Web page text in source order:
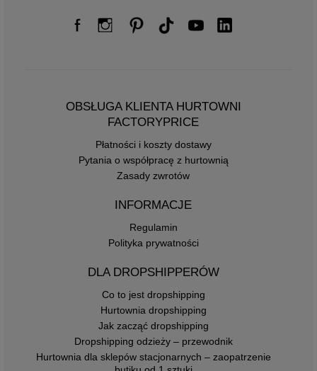
OBSŁUGA KLIENTA HURTOWNI
FACTORYPRICE
Płatności i koszty dostawy
Pytania o współpracę z hurtownią
Zasady zwrotów
INFORMACJE
Regulamin
Polityka prywatności
DLA DROPSHIPPERÓW
Co to jest dropshipping
Hurtownia dropshipping
Jak zacząć dropshipping
Dropshipping odzieży – przewodnik
Hurtownia dla sklepów stacjonarnych – zaopatrzenie